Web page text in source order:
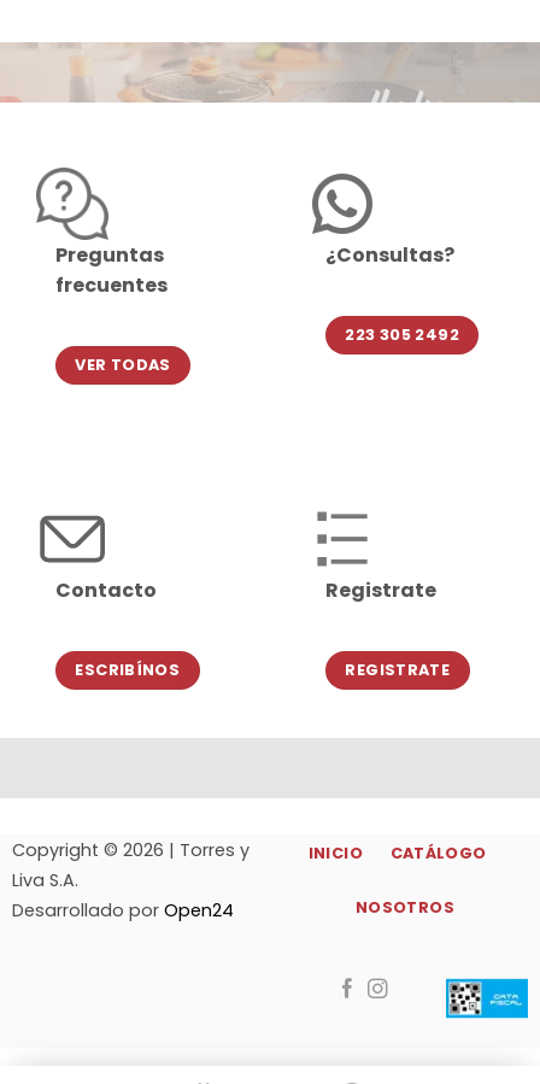
Preguntas
frecuentes
VER TODAS
¿Consultas?
223 305 2492
Contacto
ESCRIBÍNOS
Registrate
REGISTRATE
Copyright © 2026 | Torres y
Liva S.A.
Desarrollado por Open24
INICIO CATÁLOGO
NOSOTROS